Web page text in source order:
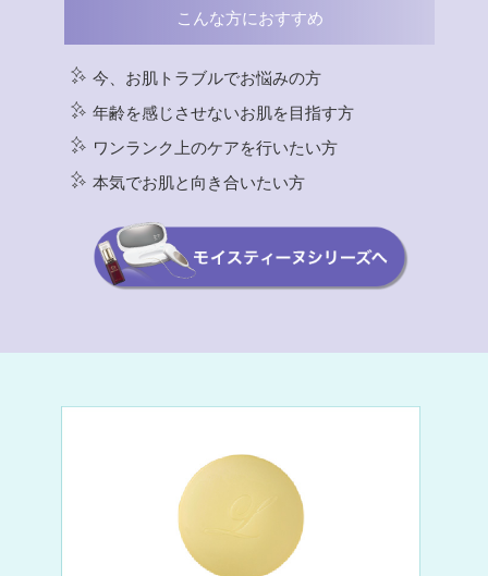
こんな方におすすめ
今、お肌トラブルでお悩みの方
年齢を感じさせないお肌を目指す方
ワンランク上のケアを行いたい方
本気でお肌と向き合いたい方